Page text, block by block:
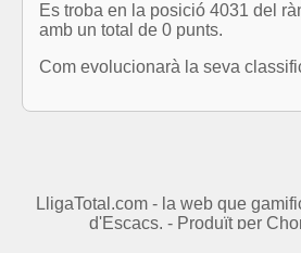
Es troba en la posició 4031 del
amb un total de 0 punts.
Com evolucionarà la seva
LligaTotal.com - la web que
d'Escacs. - Produït per